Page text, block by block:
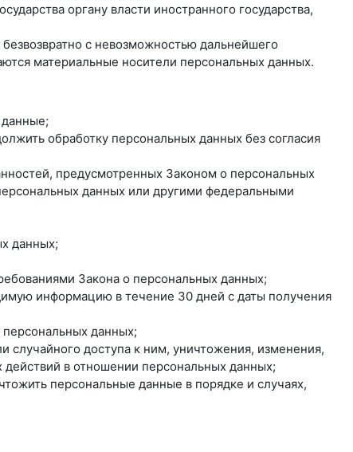
органу власти иностранного государства,
с невозможностью дальнейшего
материальные носители персональных данных.
обработку персональных данных без согласия
предусмотренных Законом о персональных
данных или другими федеральными
данных;
Закона о персональных данных;
информацию в течение 30 дней с даты получения
данных;
доступа к ним, уничтожения, изменения,
в отношении персональных данных;
персональные данные в порядке и случаях,